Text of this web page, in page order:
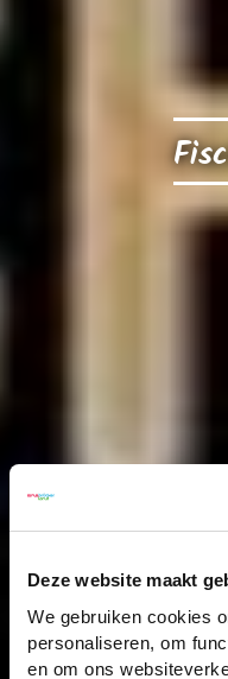
Deze website maakt
We gebruiken cookies
personaliseren, om
en om ons